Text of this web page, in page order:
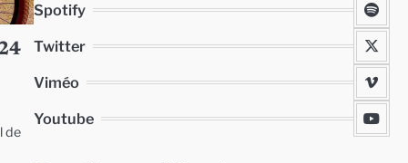
de
Spotify
Twitter
Viméo
Youtube